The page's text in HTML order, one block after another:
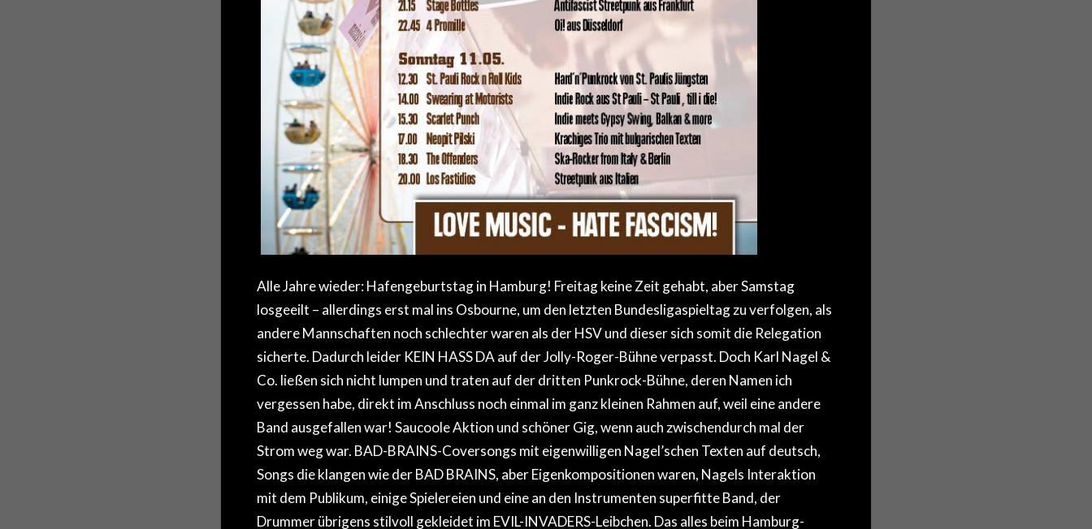
Alle Jahre wieder: Hafengeburtstag in Hamburg! Freitag keine Zeit gehabt, aber Samstag
losgeeilt – allerdings erst mal ins Osbourne, um den letzten Bundesligaspieltag zu verfolgen, als
andere Mannschaften noch schlechter waren als der HSV und dieser sich somit die Relegation
sicherte. Dadurch leider KEIN HASS DA auf der Jolly-Roger-Bühne verpasst. Doch Karl Nagel &
Co. ließen sich nicht lumpen und traten auf der dritten Punkrock-Bühne, deren Namen ich
vergessen habe, direkt im Anschluss noch einmal im ganz kleinen Rahmen auf, weil eine andere
Band ausgefallen war! Saucoole Aktion und schöner Gig, wenn auch zwischendurch mal der
Strom weg war. BAD-BRAINS-Coversongs mit eigenwilligen Nagel’schen Texten auf deutsch,
Songs die klangen wie der BAD BRAINS, aber Eigenkompositionen waren, Nagels Interaktion
mit dem Publikum, einige Spielereien und eine an den Instrumenten superfitte Band, der
Drummer übrigens stilvoll gekleidet im EVIL-INVADERS-Leibchen. Das alles beim Hamburg-